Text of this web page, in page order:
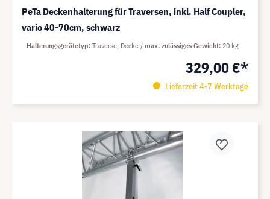
PeTa Deckenhalterung für Traversen, inkl. Half Coupler,
vario 40-70cm, schwarz
329,00 €*
Lieferzeit 4-7 Werktage
Halterungsgerätetyp Traverse, Decke max. zulässiges Gewicht 20 kg